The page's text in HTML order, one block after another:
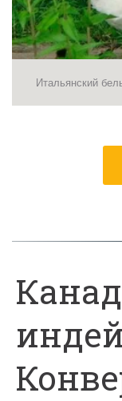
Итальянский